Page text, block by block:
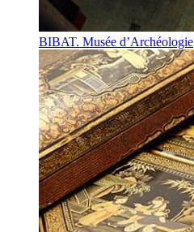
BIBAT. Musée d’Archéologie